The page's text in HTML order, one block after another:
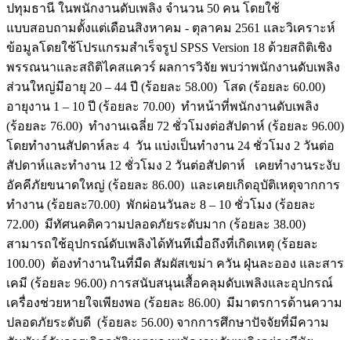
ปทุมธานี ในพนักงานดับเพลิง จำนวน 50 คน โดยใช้
แบบสอบถามตั้งแต่เดือนสิงหาคม - ตุลาคม 2561 และวิเคราะห์
ข้อมูลโดยใช้โปรแกรมสำเร็จรูป SPSS Version 18 ด้วยสถิติเชิง
พรรณนาและสถิติไคสแควร์ ผลการวิจัย พบว่าพนักงานดับเพลิง
ส่วนใหญ่มีอายุ 20 – 44 ปี (ร้อยละ 58.00) โสด (ร้อยละ 60.00)
อายุงาน 1 – 10 ปี (ร้อยละ 70.00) ทำหน้าที่พนักงานดับเพลิง
(ร้อยละ 76.00) ทำงานเฉลี่ย 72 ชั่วโมงต่อสัปดาห์ (ร้อยละ 96.00)
โดยทำงานสัปดาห์ละ 4 วัน แบ่งเป็นทำงาน 24 ชั่วโมง 2 วันต่อ
สัปดาห์และทำงาน 12 ชั่วโมง 2 วันต่อสัปดาห์ เคยทำงานระงับ
อัคคีภัยขนาดใหญ่ (ร้อยละ 86.00) และเคยเกิดอุบัติเหตุจากการ
ทำงาน (ร้อยละ70.00) พักผ่อนวันละ 8 – 10 ชั่วโมง (ร้อยละ
72.00) มีทัศนคติความปลอดภัยระดับมาก (ร้อยละ 38.00)
สามารถใช้อุปกรณ์ดับเพลิงได้ทันทีเมื่อถึงที่เกิดเหตุ (ร้อยละ
100.00) ต้องทำงานในที่มืด สัมผัสเขม่า ควัน ฝุ่นละออง และสาร
เคมี (ร้อยละ 96.00) การสนับสนุนเสื้อคลุมดับเพลิงและอุปกรณ์
เครื่องช่วยหายใจเพียงพอ (ร้อยละ 86.00) มีมาตรการด้านความ
ปลอดภัยระดับดี (ร้อยละ 56.00) จากการศึกษาปัจจัยที่มีความ